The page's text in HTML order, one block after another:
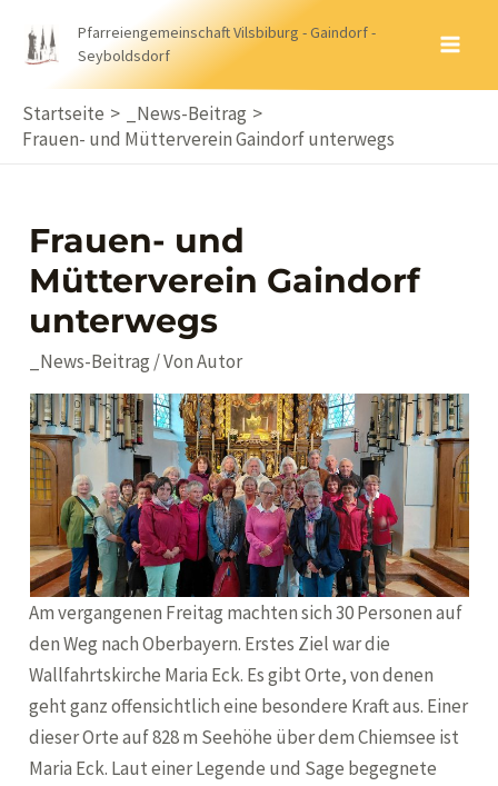
Inhalt
Pfarreiengemeinschaft Vilsbiburg - Gaindorf -
Seyboldsdorf
Startseite
_News-Beitrag
Frauen- und Mütterverein Gaindorf unterwegs
Frauen- und
Mütterverein Gaindorf
unterwegs
_News-Beitrag / VonAutor
Am vergangenen Freitag machten sich 30 Personen auf
den Weg nach Oberbayern. Erstes Ziel war die
Wallfahrtskirche Maria Eck. Es gibt Orte, von denen
geht ganz offensichtlich eine besondere Kraft aus. Einer
dieser Orte auf 828 m Seehöhe über dem Chiemsee ist
Maria Eck. Laut einer Legende und Sage begegnete